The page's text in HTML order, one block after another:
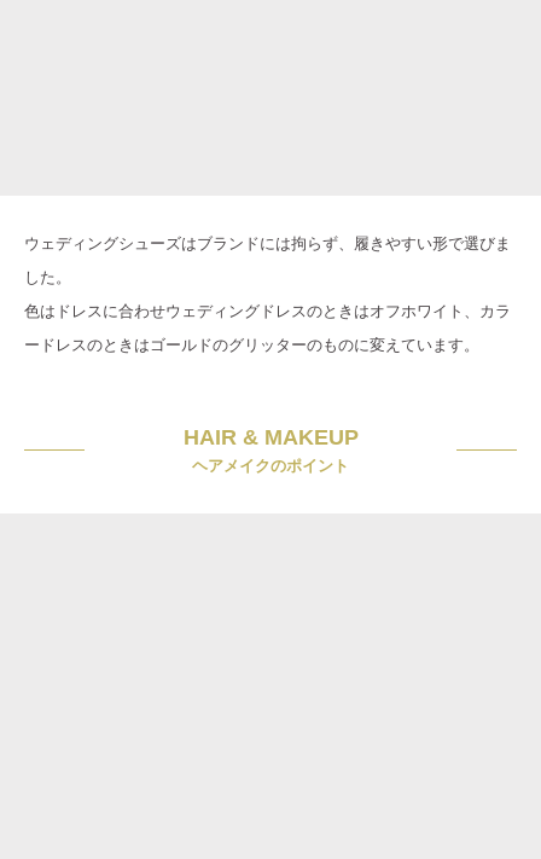
ウェディングシューズはブランドには拘らず、履きやすい形で選びま
した。
色はドレスに合わせウェディングドレスのときはオフホワイト、カラ
ードレスのときはゴールドのグリッターのものに変えています。
HAIR & MAKEUP
ヘアメイクのポイント